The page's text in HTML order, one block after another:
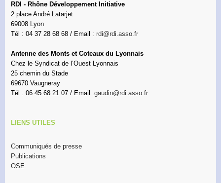
RDI - Rhône Développement Initiative
2 place André Latarjet
69008 Lyon
Tél : 04 37 28 68 68 / Email : rdi@rdi.asso.fr
Antenne des Monts et Coteaux du Lyonnais
Chez le Syndicat de l’Ouest Lyonnais
25 chemin du Stade
69670 Vaugneray
Tél : 06 45 68 21 07 / Email :gaudin@rdi.asso.fr
LIENS UTILES
Communiqués de presse
Publications
OSE